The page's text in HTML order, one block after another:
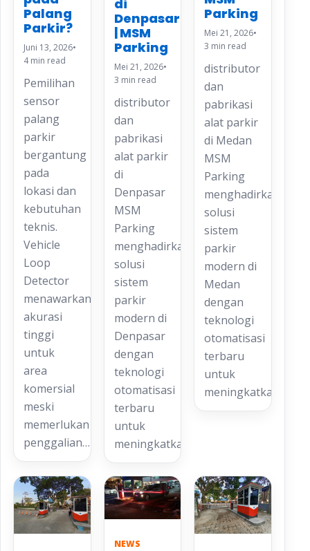
Palang
Parkir?
Juni 13, 2026•
4 min read
Pemilihan
sensor
palang
parkir
bergantung
pada
lokasi dan
kebutuhan
teknis.
Vehicle
Loop
Detector
menawarkan
akurasi
tinggi
untuk
area
komersial
meski
memerlukan
penggalian…
di
Denpasar
| MSM
Parking
Mei 21, 2026•
3 min read
distributor
dan
pabrikasi
alat parkir
di
Denpasar
MSM
Parking
menghadirkan
solusi
sistem
parkir
modern di
Denpasar
dengan
teknologi
otomatisasi
terbaru
untuk
meningkatkan…
Parking
Mei 21, 2026•
3 min read
distributor
dan
pabrikasi
alat parkir
di Medan
MSM
Parking
menghadirkan
solusi
sistem
parkir
modern di
Medan
dengan
teknologi
otomatisasi
terbaru
untuk
meningkatkan…
NEWS